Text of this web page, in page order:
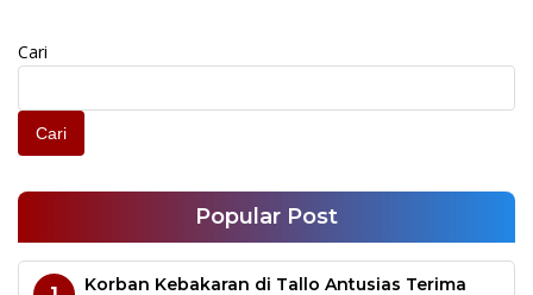
Cari
Cari
Popular Post
Korban Kebakaran di Tallo Antusias Terima